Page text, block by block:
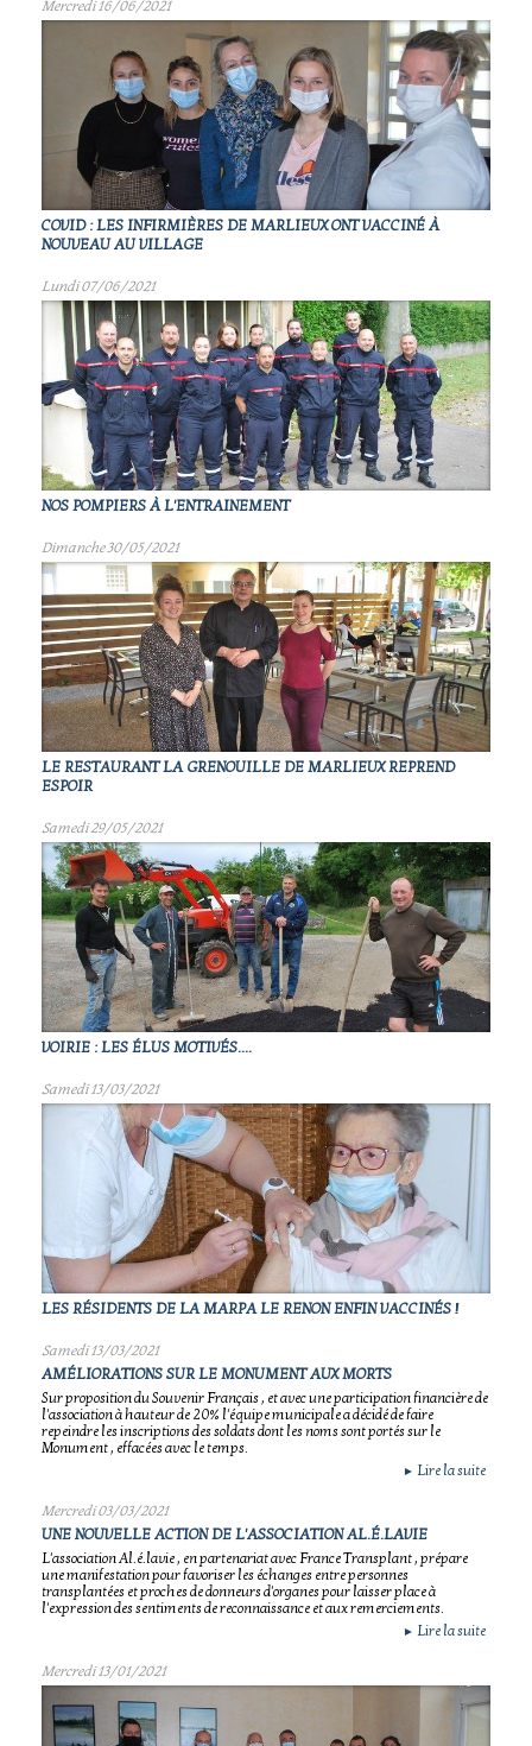
Mercredi 16/06/2021
COVID : LES INFIRMIÈRES DE MARLIEUX ONT VACCINÉ À
NOUVEAU AU VILLAGE
Lundi 07/06/2021
NOS POMPIERS À L'ENTRAINEMENT
Dimanche 30/05/2021
LE RESTAURANT LA GRENOUILLE DE MARLIEUX REPREND
ESPOIR
Samedi 29/05/2021
VOIRIE : LES ÉLUS MOTIVÉS....
Samedi 13/03/2021
LES RÉSIDENTS DE LA MARPA LE RENON ENFIN VACCINÉS !
Samedi 13/03/2021
AMÉLIORATIONS SUR LE MONUMENT AUX MORTS
Sur proposition du Souvenir Français , et avec une participation financière de
l'association à hauteur de 20% l'équipe municipale a décidé de faire
repeindre les inscriptions des soldats dont les noms sont portés sur le
Monument , effacées avec le temps.
► Lire la suite
Mercredi 03/03/2021
UNE NOUVELLE ACTION DE L'ASSOCIATION AL.É.LAVIE
L'association Al.é.lavie , en partenariat avec France Transplant , prépare
une manifestation pour favoriser les échanges entre personnes
transplantées et proches de donneurs d'organes pour laisser place à
l'expression des sentiments de reconnaissance et aux remerciements.
► Lire la suite
Mercredi 13/01/2021